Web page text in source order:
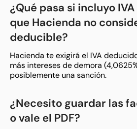
¿Qué pasa si incluyo
que Hacienda no
deducible?
Hacienda te exigirá el IVA
más intereses de demora
posiblemente una sanción.
¿Necesito guardar las
o vale el PDF?